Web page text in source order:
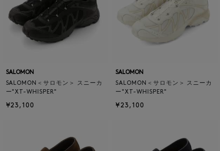
SALOMON
SALOMON＜サロモン＞ スニーカ
ー"XT-WHISPER"
¥23,100
SALOMON
SALOMON＜サロモン＞ スニーカ
ー"XT-WHISPER"
¥23,100